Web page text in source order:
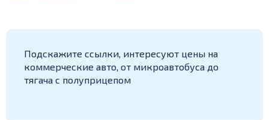
Подскажите ссылки, интересуют цены на
коммерческие авто, от микроавтобуса до
тягача с полуприцепом